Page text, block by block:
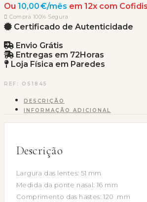
Ou 10,00 €/mês em 12x com
Compra 100% Segura
Certificado de Autenticidade
Envio Grátis
Entregas em 72Horas
Loja Física em Paredes
REF: OS1845
DESCRIÇÃO
INFORMAÇÃO ADICIONAL
Descrição
Largura das lentes: 51 mm
Medida da ponte nasal: 16 mm
Comprimento das hastes: 120 mm